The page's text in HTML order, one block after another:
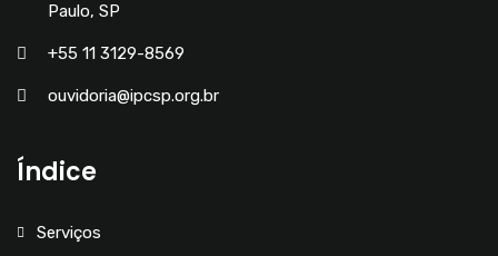
Paulo, SP
+55 11 3129-8569
ouvidoria@ipcsp.org.br
Índice
Serviços